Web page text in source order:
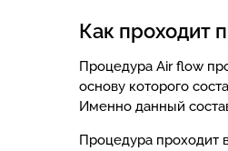
Как проходит
Процедура Air flow
основу которого
Именно данный
Процедура проходит